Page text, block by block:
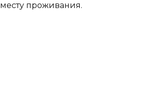
месту проживания.